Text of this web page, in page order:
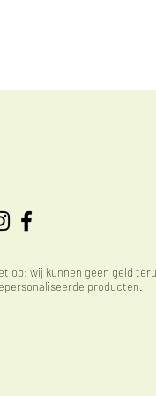
op: wij kunnen geen geld
producten.